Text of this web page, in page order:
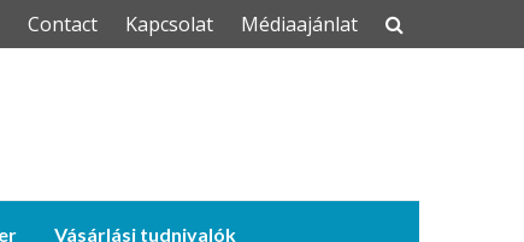
Contact Kapcsolat Médiaajánlat
Vásárlási tudnivalók